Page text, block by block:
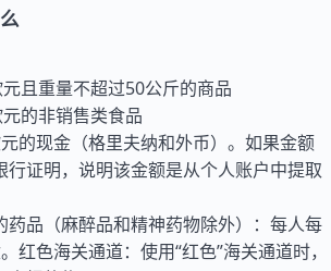
且重量不超过50公斤的商品
的非销售类食品
的现金（格里夫纳和外币）。如果金额
行证明，说明该金额是从个人账户中提取
药品（麻醉品和精神药物除外）：每人每
红色海关通道：使用“红色”海关通道时，